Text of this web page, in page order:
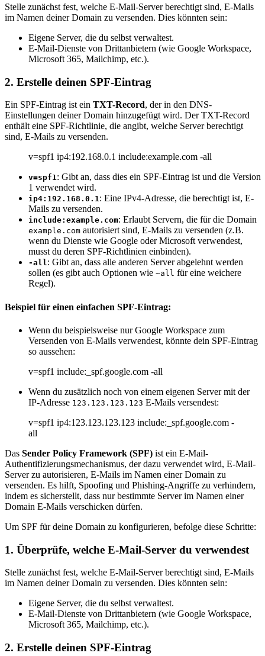
Stelle zunächst fest, welche E-Mail-Server berechtigt sind, E-Mails
im Namen deiner Domain zu versenden. Dies könnten sein:
Eigene Server, die du selbst verwaltest.
E-Mail-Dienste von Drittanbietern (wie Google Workspace,
Microsoft 365, Mailchimp, etc.).
2. Erstelle deinen SPF-Eintrag
Ein SPF-Eintrag ist ein TXT-Record, der in den DNS-
Einstellungen deiner Domain hinzugefügt wird. Der TXT-Record
enthält eine SPF-Richtlinie, die angibt, welche Server berechtigt
sind, E-Mails zu versenden.
v=spf1 ip4:192.168.0.1 include:example.com -all
v=spf1: Gibt an, dass dies ein SPF-Eintrag ist und die Version
1 verwendet wird.
ip4:192.168.0.1: Eine IPv4-Adresse, die berechtigt ist, E-
Mails zu versenden.
include:example.com: Erlaubt Servern, die für die Domain
example.com autorisiert sind, E-Mails zu versenden (z.B.
wenn du Dienste wie Google oder Microsoft verwendest,
musst du deren SPF-Richtlinien einbinden).
-all: Gibt an, dass alle anderen Server abgelehnt werden
sollen (es gibt auch Optionen wie ~all für eine weichere
Regel).
Beispiel für einen einfachen SPF-Eintrag:
Wenn du beispielsweise nur Google Workspace zum
Versenden von E-Mails verwendest, könnte dein SPF-Eintrag
so aussehen:
v=spf1 include:_spf.google.com -all
Wenn du zusätzlich noch von einem eigenen Server mit der
IP-Adresse 123.123.123.123 E-Mails versendest:
v=spf1 ip4:123.123.123.123 include:_spf.google.com -
all
Das Sender Policy Framework (SPF) ist ein E-Mail-
Authentifizierungsmechanismus, der dazu verwendet wird, E-Mail-
Server zu autorisieren, E-Mails im Namen einer Domain zu
versenden. Es hilft, Spoofing und Phishing-Angriffe zu verhindern,
indem es sicherstellt, dass nur bestimmte Server im Namen einer
Domain E-Mails verschicken dürfen.
Um SPF für deine Domain zu konfigurieren, befolge diese Schritte:
1. Überprüfe, welche E-Mail-Server du verwendest
Stelle zunächst fest, welche E-Mail-Server berechtigt sind, E-Mails
im Namen deiner Domain zu versenden. Dies könnten sein:
Eigene Server, die du selbst verwaltest.
E-Mail-Dienste von Drittanbietern (wie Google Workspace,
Microsoft 365, Mailchimp, etc.).
2. Erstelle deinen SPF-Eintrag